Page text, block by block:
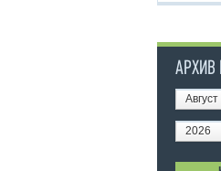
АРХИВ
Август
2026